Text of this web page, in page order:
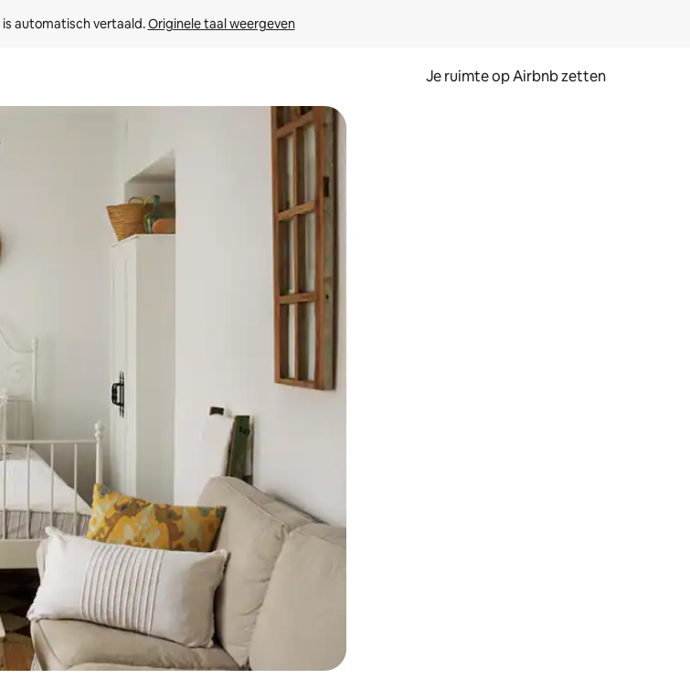
automatisch vertaald. Originele taal weergeven
Je ruimte op Airbnb zetten
omhoog en omlaag, óf door te tikken of swipen.